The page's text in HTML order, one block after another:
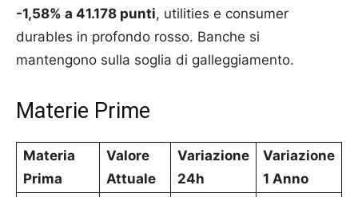
-1,58% a 41.178 punti, utilities e consumer
durables in profondo rosso. Banche si
mantengono sulla soglia di galleggiamento.
Materie Prime
Materia
Prima
Valore
Attuale
Variazione
24h
Variazione
1 Anno